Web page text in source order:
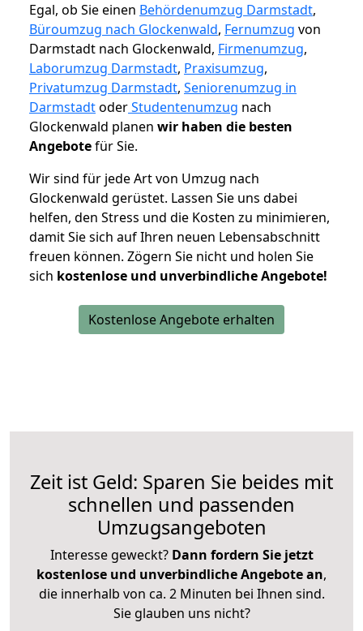
Egal, ob Sie einen Behördenumzug Darmstadt,
Büroumzug nach Glockenwald, Fernumzug von
Darmstadt nach Glockenwald, Firmenumzug,
Laborumzug Darmstadt, Praxisumzug,
Privatumzug Darmstadt, Seniorenumzug in
DarmstadtoderStudentenumzug nach
Glockenwald planen wir haben die besten
Angebotefür Sie.
Wir sind für jede Art von Umzug nach
Glockenwald gerüstet. Lassen Sie uns dabei
helfen, den Stress und die Kosten zu minimieren,
damit Sie sich auf Ihren neuen Lebensabschnitt
freuen können. Zögern Sie nicht und holen Sie
sich kostenlose und unverbindliche Angebote!
Kostenlose Angebote erhalten
Zeit ist Geld: Sparen Sie beides mit
schnellen und passenden
Umzugsangeboten
Interesse geweckt? Dann fordern Sie jetzt
kostenlose und unverbindliche Angebote an,
die innerhalb von ca. 2 Minuten bei Ihnen sind.
Sie glauben uns nicht?